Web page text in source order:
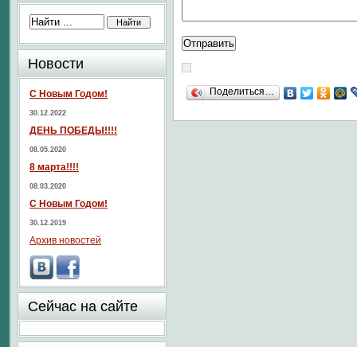
Поделиться…
Новости
С Новым Годом!
30.12.2022
ДЕНЬ ПОБЕДЫ!!!!
08.05.2020
8 марта!!!!
08.03.2020
С Новым Годом!
30.12.2019
Архив новостей
Сейчас на сайте